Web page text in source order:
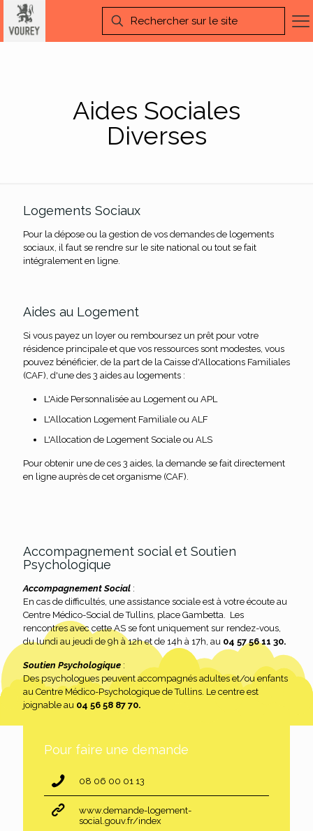
Aides Sociales
Diverses
Logements Sociaux
Pour la dépose ou la gestion de vos demandes de logements
sociaux, il faut se rendre sur le site national ou tout se fait
intégralement en ligne.
Aides au Logement
Si vous payez un loyer ou remboursez un prêt pour votre
résidence principale et que vos ressources sont modestes, vous
pouvez bénéficier, de la part de la Caisse d'Allocations Familiales
(CAF), d'une des 3 aides au logements :
L'Aide Personnalisée au Logement ou APL
L'Allocation Logement Familiale ou ALF
L'Allocation de Logement Sociale ou ALS
Pour obtenir une de ces 3 aides, la demande se fait directement
en ligne auprès de cet organisme (CAF).
Accompagnement social et Soutien
Psychologique
Accompagnement Social :
En cas de difficultés, une assistance sociale est à votre écoute au
Centre Médico-Social de Tullins, place Gambetta. Les
rencontres avec cette AS se font uniquement sur rendez-vous,
du lundi au jeudi de 9h à 12h et de 14h à 17h, au 04 57 56 11 30.
Soutien Psychologique :
Des psychologues peuvent accompagnés adultes et/ou enfants
au Centre Médico-Psychologique de Tullins. Le centre est
joignable au 04 56 58 87 70.
Pour faire une demande
08 06 00 01 13
www.demande-logement-
social.gouv.fr/index